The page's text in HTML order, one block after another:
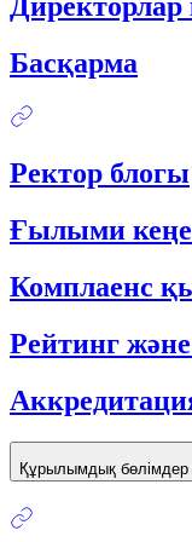
Директорлар
Басқарма
Ректор блогы
Ғылыми
Комплаенс
Рейтинг
Құрылымдық бөлімдер